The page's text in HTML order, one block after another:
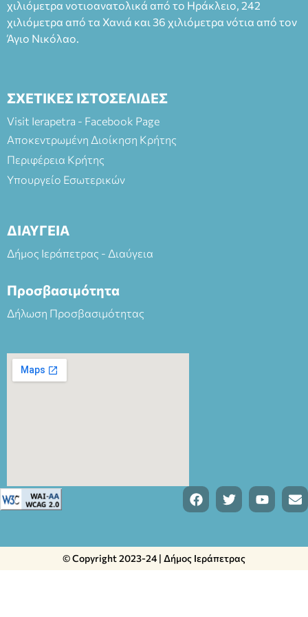
(Είσοδος ΕΠΑ.Λ.) Έναρξη 21:15 Οργάνωση: ΚΝΩΣΟΣ
ΘΕΑΤΡΙΚΕΣ ΠΑΡΑΓΩΓΕΣ ΕΕ
χιλιόμετρα νοτιοανατολικά από το Ηράκλειο, 242
χιλιόμετρα από τα Χανιά και 36 χιλιόμετρα νότια από τον
Άγιο Νικόλαο.
ΣΧΕΤΙΚΕΣ ΙΣΤΟΣΕΛΙΔΕΣ
Visit Ierapetra - Facebook Page
Αποκεντρωμένη Διοίκηση Κρήτης
Περιφέρεια Κρήτης
Υπουργείο Εσωτερικών
ΔΙΑΥΓΕΙΑ
Δήμος Ιεράπετρας - Διαύγεια
Προσβασιμότητα
Δήλωση Προσβασιμότητας
© Copyright 2023-24 | Δήμος Ιεράπετρας